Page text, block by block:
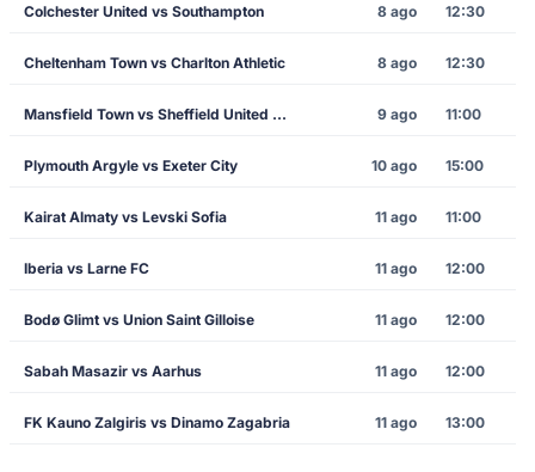
Colchester United vs Southampton 8 ago 12:30
Cheltenham Town vs Charlton Athletic 8 ago 12:30
Mansfield Town vs Sheffield United FC 9 ago 11:00
Plymouth Argyle vs Exeter City 10 ago 15:00
Kairat Almaty vs Levski Sofia 11 ago 11:00
Iberia vs Larne FC 11 ago 12:00
Bodø Glimt vs Union Saint Gilloise 11 ago 12:00
Sabah Masazir vs Aarhus 11 ago 12:00
FK Kauno Zalgiris vs Dinamo Zagabria 11 ago 13:00